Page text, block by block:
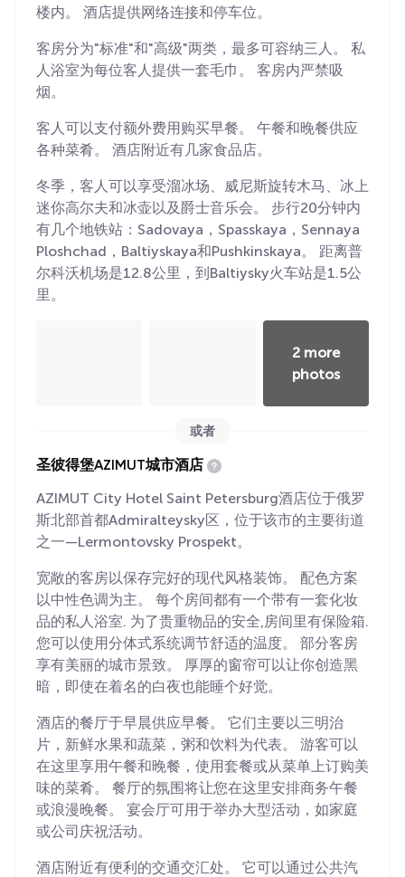
楼内。 酒店提供网络连接和停车位。
客房分为"标准"和"高级"两类，最多可容纳三人。 私
人浴室为每位客人提供一套毛巾。 客房内严禁吸
烟。
客人可以支付额外费用购买早餐。 午餐和晚餐供应
各种菜肴。 酒店附近有几家食品店。
冬季，客人可以享受溜冰场、威尼斯旋转木马、冰上
迷你高尔夫和冰壶以及爵士音乐会。 步行20分钟内
有几个地铁站：Sadovaya，Spasskaya，Sennaya
Ploshchad，Baltiyskaya和Pushkinskaya。 距离普
尔科沃机场是12.8公里，到Baltiysky火车站是1.5公
里。
2 more
photos
或者
圣彼得堡AZIMUT城市酒店
AZIMUT City Hotel Saint Petersburg酒店位于俄罗
斯北部首都Admiralteysky区，位于该市的主要街道
之一—Lermontovsky Prospekt。
宽敞的客房以保存完好的现代风格装饰。 配色方案
以中性色调为主。 每个房间都有一个带有一套化妆
品的私人浴室. 为了贵重物品的安全,房间里有保险箱.
您可以使用分体式系统调节舒适的温度。 部分客房
享有美丽的城市景致。 厚厚的窗帘可以让你创造黑
暗，即使在着名的白夜也能睡个好觉。
酒店的餐厅于早晨供应早餐。 它们主要以三明治
片，新鲜水果和蔬菜，粥和饮料为代表。 游客可以
在这里享用午餐和晚餐，使用套餐或从菜单上订购美
味的菜肴。 餐厅的氛围将让您在这里安排商务午餐
或浪漫晚餐。 宴会厅可用于举办大型活动，如家庭
或公司庆祝活动。
酒店附近有便利的交通交汇处。 它可以通过公共汽